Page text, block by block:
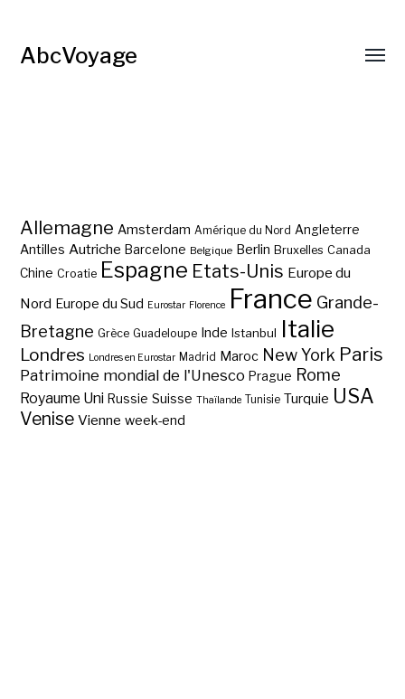
AbcVoyage
Allemagne Amsterdam Amérique du Nord Angleterre
Antilles Autriche Barcelone Belgique Berlin Bruxelles Canada
Chine Croatie Espagne Etats-Unis Europe du
Nord Europe du Sud Eurostar Florence France Grande-
Bretagne Grèce Guadeloupe Inde Istanbul Italie
Londres Londres en Eurostar Madrid Maroc New York Paris
Patrimoine mondial de l'Unesco Prague Rome
Royaume Uni Russie Suisse Thaïlande Tunisie Turquie USA
Venise Vienne week-end